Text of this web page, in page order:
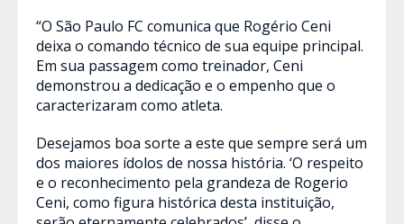
“O São Paulo FC comunica que Rogério Ceni
deixa o comando técnico de sua equipe principal.
Em sua passagem como treinador, Ceni
demonstrou a dedicação e o empenho que o
caracterizaram como atleta.
Desejamos boa sorte a este que sempre será um
dos maiores ídolos de nossa história. ‘O respeito
e o reconhecimento pela grandeza de Rogerio
Ceni, como figura histórica desta instituição,